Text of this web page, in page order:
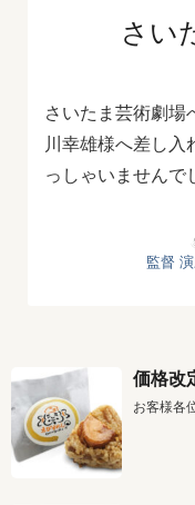
さい
さいたま芸術劇場
川幸雄様へ差し入
っしゃいませんで
監督 演
価格改
お客様各